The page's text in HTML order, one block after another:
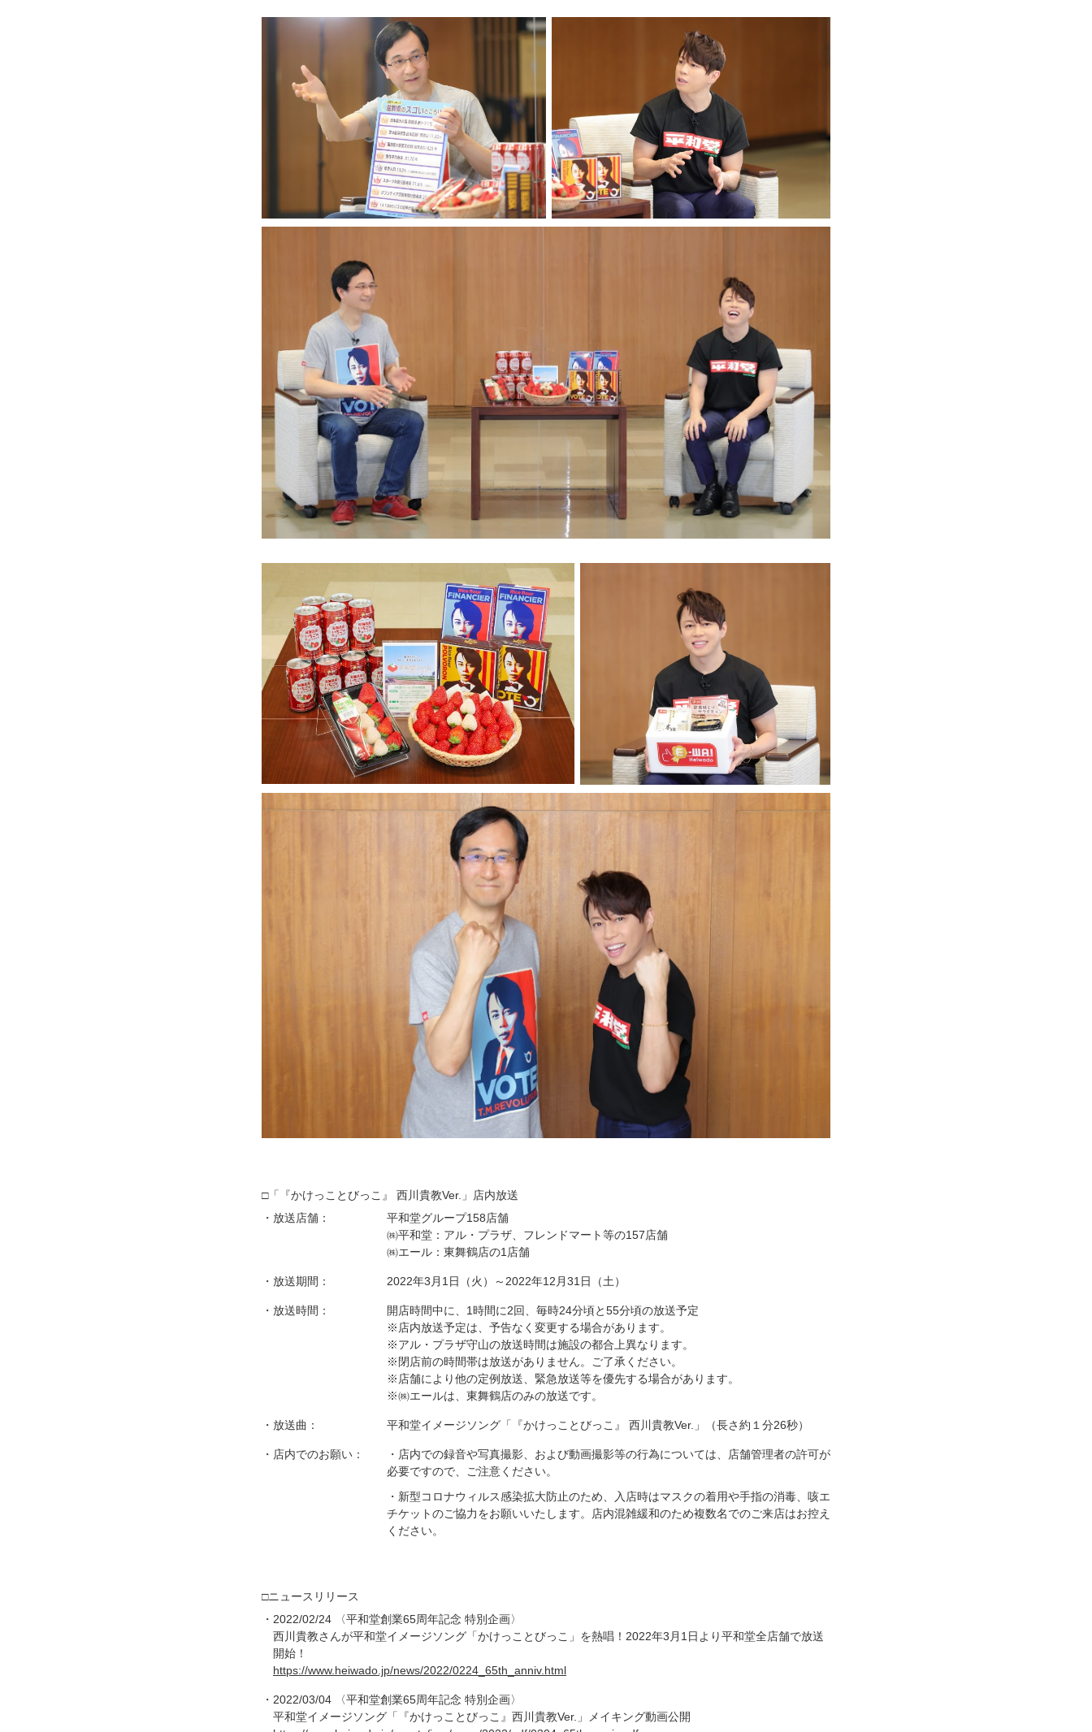
「『かけっことびっこ』 西川貴教Ver.」店内放送
・放送店舗：
平和堂グループ158店舗
㈱平和堂：アル・プラザ、フレンドマート等の157店舗
㈱エール：東舞鶴店の1店舗
・放送期間： 2022年3月1日（火）～2022年12月31日（土）
・放送時間：
開店時間中に、1時間に2回、毎時24分頃と55分頃の放送予定
※店内放送予定は、予告なく変更する場合があります。
※アル・プラザ守山の放送時間は施設の都合上異なります。
※閉店前の時間帯は放送がありません。ご了承ください。
※店舗により他の定例放送、緊急放送等を優先する場合があります。
※㈱エールは、東舞鶴店のみの放送です。
・放送曲： 平和堂イメージソング「『かけっことびっこ』 西川貴教Ver.」（長さ約１分26秒）
・店内でのお願い：
・店内での録音や写真撮影、および動画撮影等の行為については、店舗管理者の許可が
必要ですので、ご注意ください。
・新型コロナウィルス感染拡大防止のため、入店時はマスクの着用や手指の消毒、咳エ
チケットのご協力をお願いいたします。店内混雑緩和のため複数名でのご来店はお控え
ください。
ニュースリリース
・2022/02/24 〈平和堂創業65周年記念 特別企画〉
西川貴教さんが平和堂イメージソング「かけっことびっこ」を熱唱！2022年3月1日より平和堂全店舗で放送
開始！
https://www.heiwado.jp/news/2022/0224_65th_anniv.html
・2022/03/04 〈平和堂創業65周年記念 特別企画〉
平和堂イメージソング「『かけっことびっこ』西川貴教Ver.」メイキング動画公開